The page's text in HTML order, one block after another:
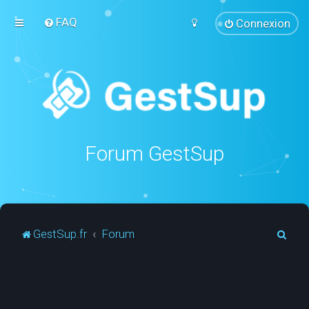
FAQ Connexion
Forum GestSup
GestSup.fr Forum